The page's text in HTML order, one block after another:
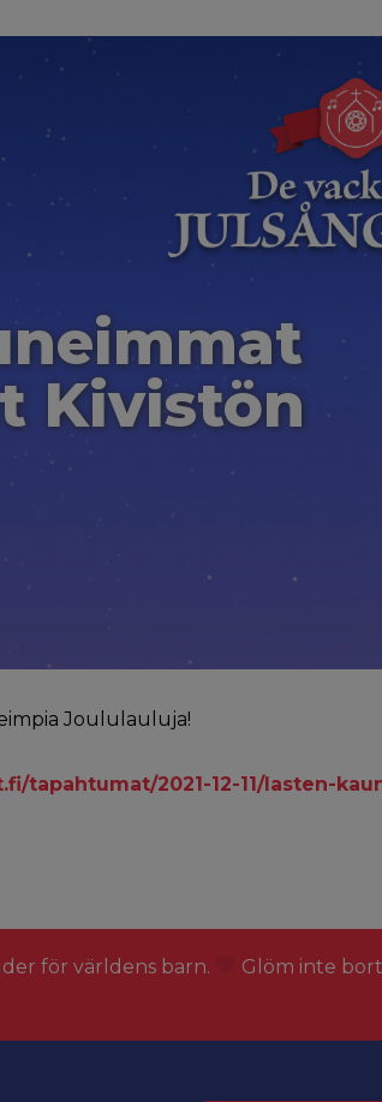
Kivistön
Joululauluja!
tapahtumat/2021-12-11/lasten-
för världens barn. Glöm inte